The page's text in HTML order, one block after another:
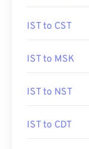
IST to CST
IST to MSK
IST to NST
IST to CDT